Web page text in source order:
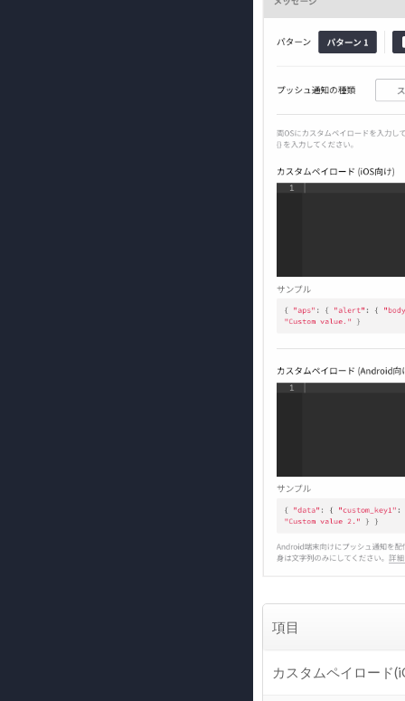
項目
カスタムペイロード